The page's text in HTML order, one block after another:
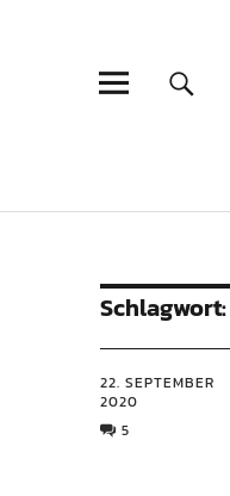
Schlagwort:
22. SEPTEMBER
2020
5